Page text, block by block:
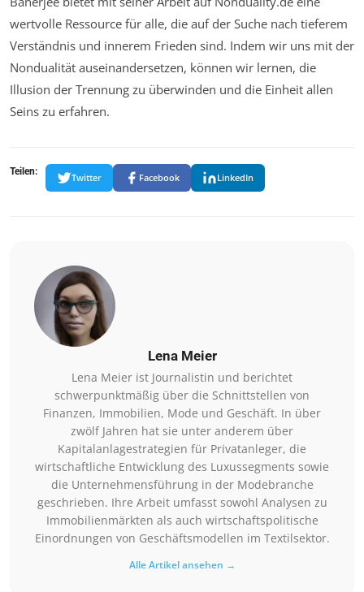
wertvolle Ressource für alle, die auf der Suche nach tieferem
Verständnis und innerem Frieden sind. Indem wir uns mit der
Nondualität auseinandersetzen, können wir lernen, die
Illusion der Trennung zu überwinden und die Einheit allen
Seins zu erfahren.
Teilen:
Twitter Facebook LinkedIn
Lena Meier
Lena Meier ist Journalistin und berichtet
schwerpunktmäßig über die Schnittstellen von
Finanzen, Immobilien, Mode und Geschäft. In über
zwölf Jahren hat sie unter anderem über
Kapitalanlagestrategien für Privatanleger, die
wirtschaftliche Entwicklung des Luxussegments sowie
die Unternehmensführung in der Modebranche
geschrieben. Ihre Arbeit umfasst sowohl Analysen zu
Immobilienmärkten als auch wirtschaftspolitische
Einordnungen von Geschäftsmodellen im Textilsektor.
Alle Artikel ansehen →